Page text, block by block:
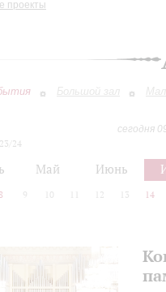
проекты
Большой зал
сегодня
24
Май Июнь
8 9 10 12 13 14